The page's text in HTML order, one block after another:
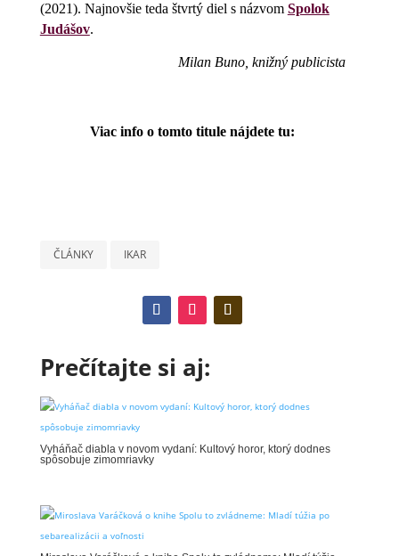
(2021). Najnovšie teda štvrtý diel s názvom Spolok
Judášov.
Milan Buno, knižný publicista
Viac info o tomto titule nájdete tu:
ČLÁNKY IKAR
Prečítajte si aj:
Vyháňač diabla v novom vydaní: Kultový horor, ktorý dodnes
spôsobuje zimomriavky